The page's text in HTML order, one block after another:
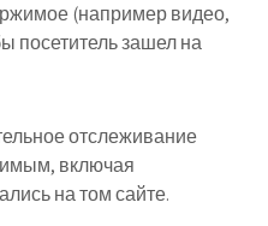
(например видео,
посетитель зашел на
отслеживание
включая
на том сайте.